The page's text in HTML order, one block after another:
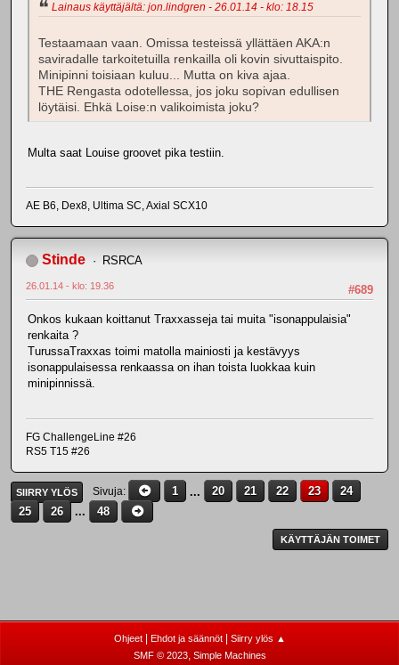
Lainaus käyttäjältä: jon.lindgren - 26.01.14 - klo: 18.15
Testaamaan vaan. Omissa testeissä yllättäen AKA:n
saviradalle tarkoitetuilla renkailla oli kovin sivuttaispito.
Minipinni toisiaan kuluu... Mutta on kiva ajaa.
THE Rengasta odotellessa, jos joku sopivan edullisen
löytäisi. Ehkä Loise:n valikoimista joku?
Multa saat Louise groovet pika testiin.
AE B6, Dex8, Ultima SC, Axial SCX10
Stinde RSRCA
#689
26.01.14 - klo: 19.36
Onkos kukaan koittanut Traxxasseja tai muita "isonappulaisia"
renkaita ?
TurussaTraxxas toimi matolla mainiosti ja kestävyys
isonappulaisessa renkaassa on ihan toista luokkaa kuin
minipinnissä.
FG ChallengeLine #26
RS5 T15 #26
SIIRRY YLÖS Sivuja 1 ... 20 21 22 23
24
25
26 ... 48
KÄYTTÄJÄN TOIMET
Ohjeet| Ehdot ja säännöt|
Siirry ylös ▲
SMF © 2023, Simple Machines